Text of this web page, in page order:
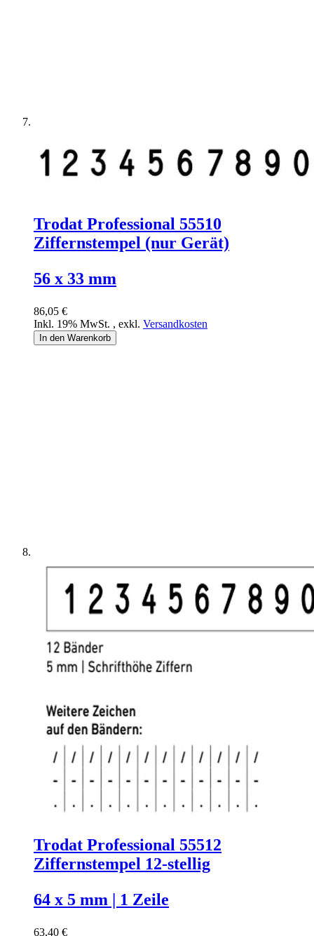
Trodat Professional 55510
Ziffernstempel (nur Gerät)
56 x 33 mm
86,05 €
Inkl. 19% MwSt. , exkl. Versandkosten
In den Warenkorb
Trodat Professional 55512
Ziffernstempel 12-stellig
64 x 5 mm | 1 Zeile
63,40 €